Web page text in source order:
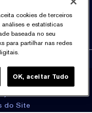
nossa .Política de
do Site
cookies de terceiros
e estatísticas
baseada no seu
para partilhar nas redes
OK, aceitar Tudo